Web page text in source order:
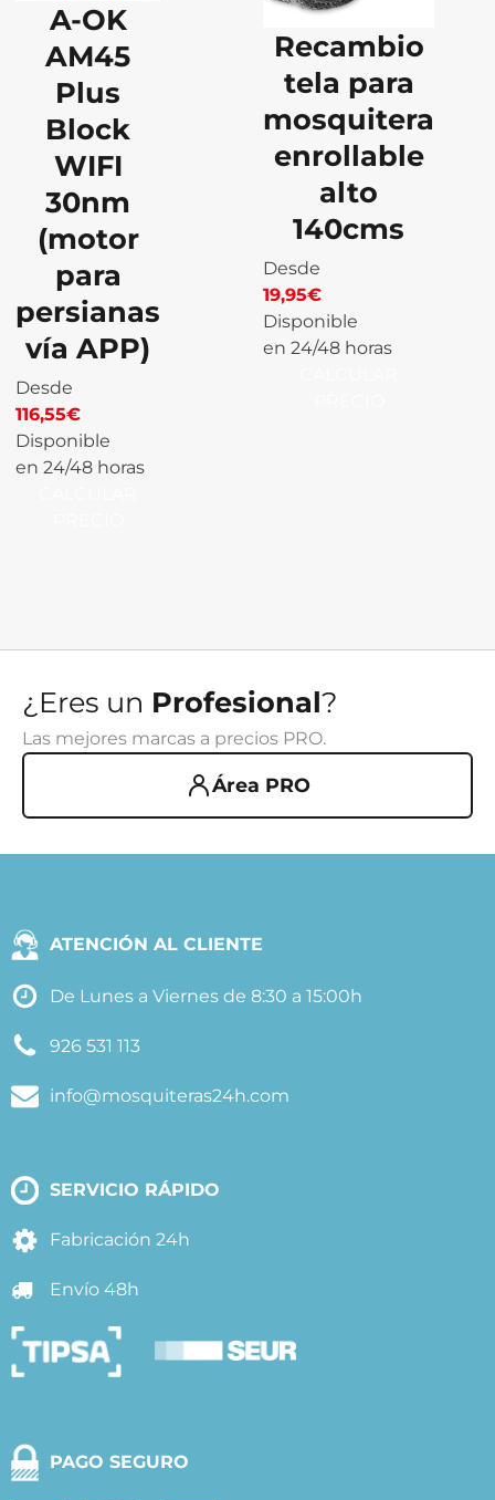
A-OK
AM45
Plus
Block
WIFI
30nm
(motor
para
persianas
vía APP)
Desde
116,55€
Disponible
en 24/48 horas
Recambio
tela para
mosquitera
enrollable
alto
140cms
Desde
19,95€
Disponible
en 24/48 horas
¿Eres un Profesional?
Las mejores marcas a precios PRO.
Área PRO
ATENCIÓN AL CLIENTE
De Lunes a Viernes de 8:30 a 15:00h
926 531 113
info@mosquiteras24h.com
SERVICIO RÁPIDO
Fabricación 24h
Envío 48h
PAGO SEGURO